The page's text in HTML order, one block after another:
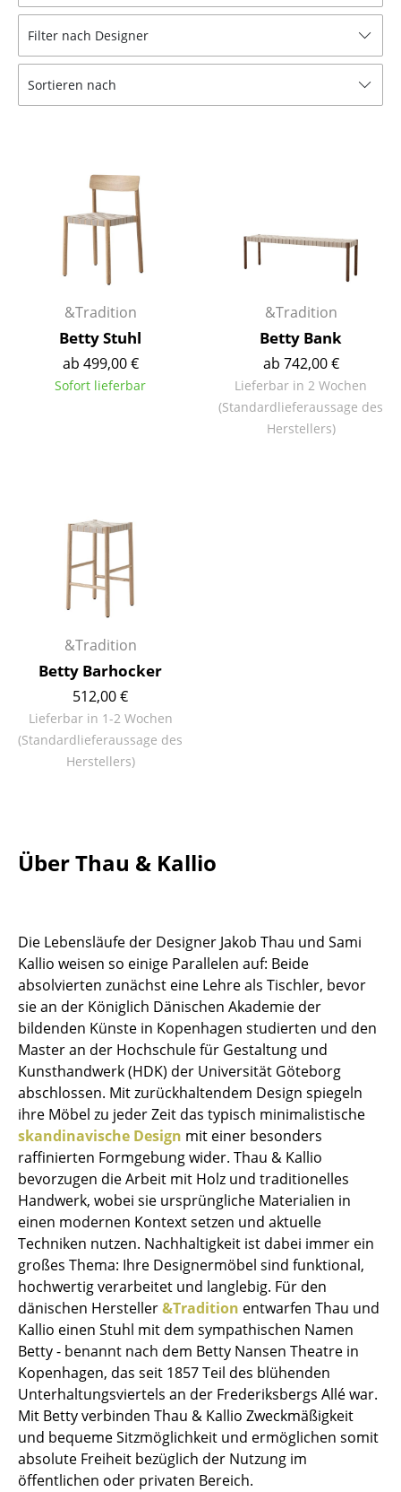
Bänke & Liegen
Sitzsäcke
Schaukelstühle
Bürodrehstühle
Konferenzstühle
Bürosessel
Einzelteile
... alle Sitzmöbel
Couchtische
Schreibtische
Sekretäre & PC-Tische
Konferenztische
Stehtische & Stehpulte
Kindertische
Gartentische
... alle Tische
Regale & Schränke
Bücherregale
Wandregale
Sideboards & Kommoden
TV Möbel
Beistell- & Rollcontainer
Barmöbel
Garderoben
Kleinaufbewahrung
Einzelteile
... alle Aufbewahrungsmöbel
Licht
Hängeleuchten & Deckenleuchten
Tischleuchten
Schreibtischleuchten
Stehleuchten & Leseleuchten
Filter nach Designer
Sortieren nach
&Tradition
Betty Stuhl
ab 499,00 €
Sofort lieferbar
&Tradition
Betty Bank
ab 742,00 €
Lieferbar in 2 Wochen
(Standardlieferaussage des
Herstellers)
&Tradition
Betty Barhocker
512,00 €
Lieferbar in 1-2 Wochen
(Standardlieferaussage des
Herstellers)
Über Thau & Kallio
Die Lebensläufe der Designer Jakob Thau und Sami
Kallio weisen so einige Parallelen auf: Beide
absolvierten zunächst eine Lehre als Tischler, bevor
sie an der Königlich Dänischen Akademie der
bildenden Künste in Kopenhagen studierten und den
Master an der Hochschule für Gestaltung und
Kunsthandwerk (HDK) der Universität Göteborg
abschlossen. Mit zurückhaltendem Design spiegeln
ihre Möbel zu jeder Zeit das typisch minimalistische
skandinavische Design mit einer besonders
raffinierten Formgebung wider. Thau & Kallio
bevorzugen die Arbeit mit Holz und traditionelles
Handwerk, wobei sie ursprüngliche Materialien in
einen modernen Kontext setzen und aktuelle
Techniken nutzen. Nachhaltigkeit ist dabei immer ein
großes Thema: Ihre Designermöbel sind funktional,
hochwertig verarbeitet und langlebig. Für den
dänischen Hersteller&Tradition entwarfen Thau und
Kallio einen Stuhl mit dem sympathischen Namen
Betty - benannt nach dem Betty Nansen Theatre in
Kopenhagen, das seit 1857 Teil des blühenden
Unterhaltungsviertels an der Frederiksbergs Allé war.
Mit Betty verbinden Thau & Kallio Zweckmäßigkeit
und bequeme Sitzmöglichkeit und ermöglichen somit
absolute Freiheit bezüglich der Nutzung im
öffentlichen oder privaten Bereich.